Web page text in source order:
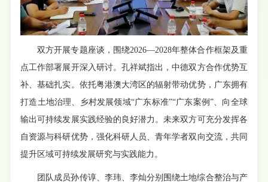
双方开展专题座谈，围绕2026—2028年整体合作框架及重
点工作部署展开深入研讨。孔祥斌指出，中德双方合作优势互
补、基础扎实。依托粤港澳大湾区的辐射带动优势，广东拥有
打造土地治理、乡村发展领域“广东标准”“广东案例”、向全球
输出可持续发展实践经验的良好潜力。未来双方可充分发挥各
自资源与科研优势，强化科研人员、青年学者双向交流，共同
提升区域可持续发展研究与实践能力。
团队成员孙传谆、李玮、李灿分别围绕土地综合整治与产